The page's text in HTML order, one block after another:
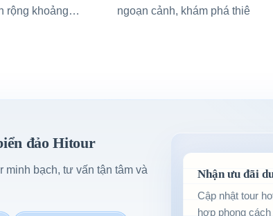
rộng khoảng
ngoạn cảnh, khám phá thiên
đảo Hitour
bạch, tư vấn tận tâm và
Nhận ưu đãi
Cập nhật tour
hợp phong cách